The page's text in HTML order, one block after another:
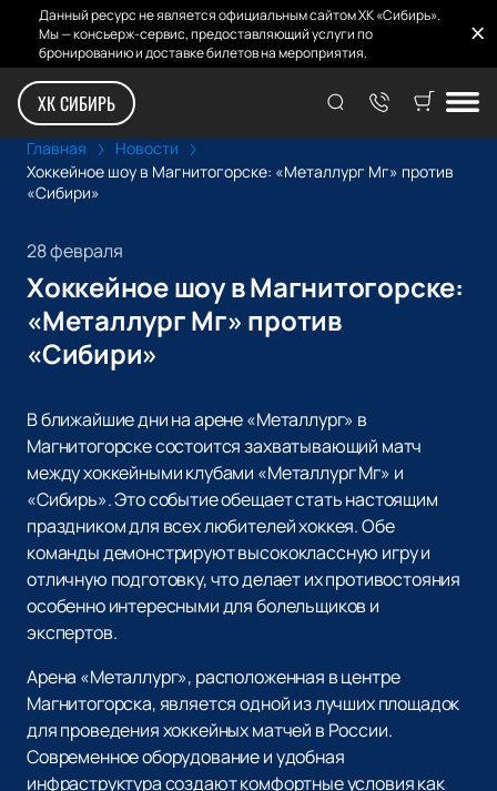
Данный ресурс не является официальным сайтом ХК «Сибирь».
Мы — консьерж-сервис, предоставляющий услуги по
бронированию и доставке билетов на мероприятия.
ХК СИБИРЬ
Главная
Новости
Хоккейное шоу в Магнитогорске: «Металлург Мг» против
«Сибири»
28 февраля
Хоккейное шоу в Магнитогорске:
«Металлург Мг» против
«Сибири»
В ближайшие дни на арене «Металлург» в
Магнитогорске состоится захватывающий матч
между хоккейными клубами «Металлург Мг» и
«Сибирь». Это событие обещает стать настоящим
праздником для всех любителей хоккея. Обе
команды демонстрируют высококлассную игру и
отличную подготовку, что делает их противостояния
особенно интересными для болельщиков и
экспертов.
Арена «Металлург», расположенная в центре
Магнитогорска, является одной из лучших площадок
для проведения хоккейных матчей в России.
Современное оборудование и удобная
инфраструктура создают комфортные условия как